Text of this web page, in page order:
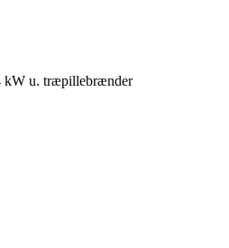
kW u. træpillebrænder